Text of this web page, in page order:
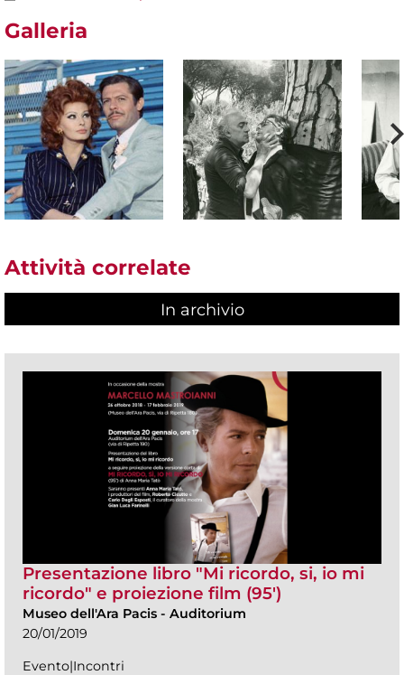
Galleria
Attività correlate
In archivio
Presentazione libro "Mi ricordo, si, io mi
ricordo" e proiezione film (95')
Museo dell'Ara Pacis - Auditorium
20/01/2019
Evento|Incontri